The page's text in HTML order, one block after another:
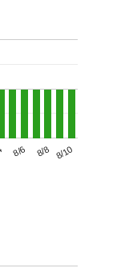
8/6 8/8 8/10